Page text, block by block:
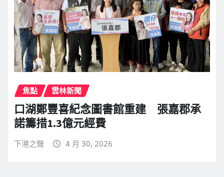
焦點 雲林新聞
口湖鄭豐喜紀念圖書館重建 張嘉郡承
諾籌措1.3億元經費
下港之聲 4 月 30, 2026